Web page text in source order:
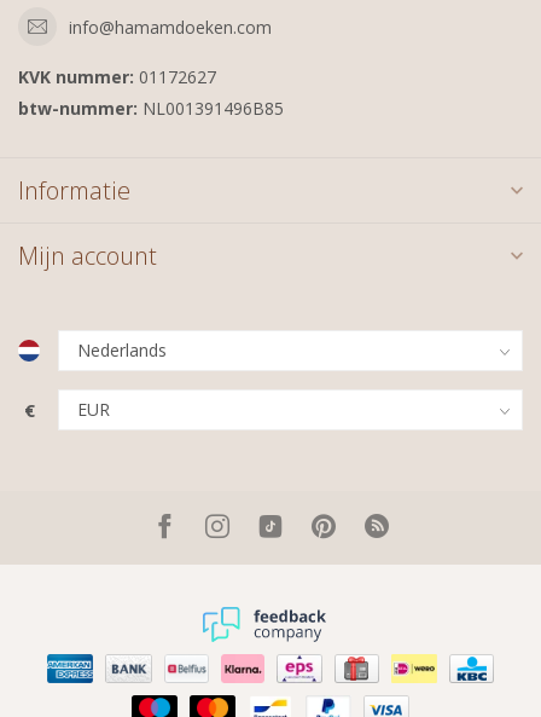
info@hamamdoeken.com
KVK nummer: 01172627
btw-nummer: NL001391496B85
Informatie
Mijn account
€